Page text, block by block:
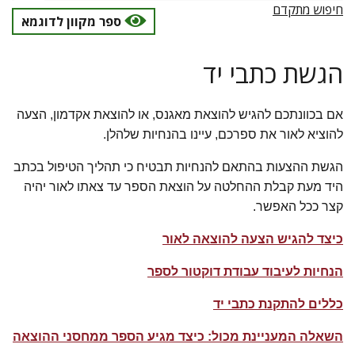
חיפוש מתקדם
ספר מקוון לדוגמא
הגשת כתבי יד
אם בכוונתכם להגיש להוצאת מאגנס, או להוצאת אקדמון, הצעה
להוציא לאור את ספרכם, עיינו בהנחיות שלהלן.
הגשת ההצעות בהתאם להנחיות תבטיח כי תהליך הטיפול בכתב
היד מעת קבלת ההחלטה על הוצאת הספר עד צאתו לאור יהיה
קצר ככל האפשר.
כיצד להגיש הצעה להוצאה לאור
הנחיות לעיבוד עבודת דוקטור לספר
כללים להתקנת כתבי יד
השאלה המעניינת מכול: כיצד מגיע הספר ממחסני ההוצאה